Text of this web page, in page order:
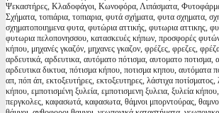
Ψεκαστήρες, Κλαδοφάγοι, Κωνοφόρα, Λιπάσματα,
Σχήματα, τοπιάρια, τοπιαρια, φυτά σχήματα, φυτα σχηματα,
σχηματοποιημενα φυτα, φυτώρια αττικής, φυτωρια αττικης,
φυτωρια πελοπονησσου, κατασκευές κήπων, προσφορές
κήπου, μηχανές γκαζόν, μηχανες γκαζον, φρέζες, φρεζες,
αρδευτικά, αρδευτικα, αυτόματο πότισμα, αυτοματο ποτισμα,
αρδευτικα δικτυα, πότισμα κήπου, ποτισμα κηπου, αυτόματα
απ, πόπ άπ, εκτοξευτήρες, εκτοξευτηρες, λάστιχα ποτίσματος,
κήπου, εμποτισμένη ξυλεία, εμποτισμενη ξυλεια, ξυλεία
περγκολες, καφασωτά, καφασωτα, θάμνοι μπορντούρας,